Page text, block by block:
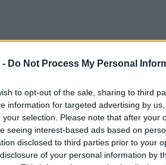
- Do Not Process My Personal
to opt-out of the sale, sharing to third
information for targeted advertising by
your selection. Please note that after your
seeing interest-based ads based on
disclosed to third parties prior to your
of your personal information by